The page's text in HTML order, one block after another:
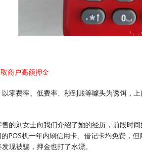
商户高额押金
零费率、低费率、秒到账等噱头为诱饵，
的刘女士向我们介绍了她的经历，前段时
POS机一年内刷信用卡、借记卡均免费，
现被骗，押金也打了水漂。